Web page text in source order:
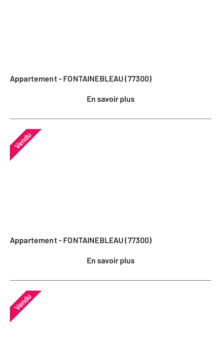
Appartement - FONTAINEBLEAU (77300)
En savoir plus
Vendu
Appartement - FONTAINEBLEAU (77300)
En savoir plus
Vendu